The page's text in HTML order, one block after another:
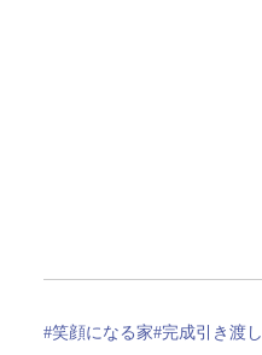
#笑顔になる家#完成引き渡し